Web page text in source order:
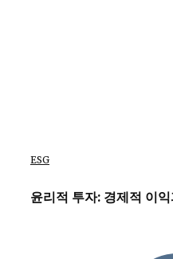
ESG
윤리적 투자: 경제적 이